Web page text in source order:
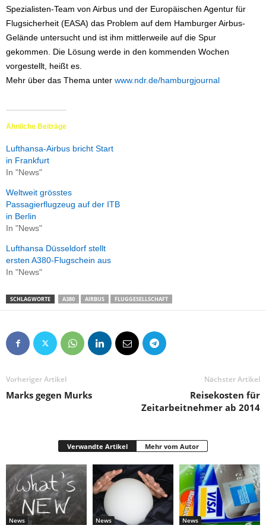
Spezialisten-Team von Airbus und der Europäischen Agentur für
Flugsicherheit (EASA) das Problem auf dem Hamburger Airbus-
Gelände untersucht und ist ihm mittlerweile auf die Spur
gekommen. Die Lösung werde in den kommenden Wochen
vorgestellt, heißt es.
Mehr über das Thema unter www.ndr.de/hamburgjournal
Ähnliche Beiträge
Lufthansa-Airbus bricht Start
in Frankfurt
In "News"
Weltweit grösstes
Passagierflugzeug auf der ITB
in Berlin
In "News"
Lufthansa Düsseldorf stellt
ersten A380-Flugschein aus
In "News"
SCHLAGWORTE A380 AIRBUS FLUGGESELLSCHAFT
Vorheriger Artikel
Marks gegen Murks
Nächster Artikel
Reisekosten für
Zeitarbeitnehmer ab 2014
Verwandte Artikel Mehr vom Autor
News News News